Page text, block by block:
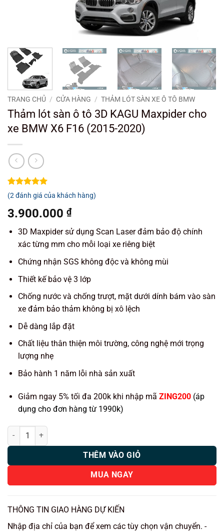
TRANG CHỦ / CỬA HÀNG / THẢM LÓT SÀN XE Ô TÔ BMW
Thảm lót sàn ô tô 3D KAGU Maxpider cho
xe BMW X6 F16 (2015-2020)
5trên 5
dựa trên
2
đánh giá
(2đánh giá của khách hàng)
3.900.000 ₫
3D Maxpider sử dụng Scan Laser đảm bảo độ chính
xác từng mm cho mỗi loại xe riêng biệt
Chứng nhận SGS không độc và không mùi
Thiết kế bảo vệ 3 lớp
Chống nước và chống trượt, mặt dưới dính bám vào sàn
xe đảm bảo thảm không bị xô lệch
Dễ dàng lắp đặt
Chất liệu thân thiện môi trường, công nghệ mới trọng
lượng nhẹ
Bảo hành 1 năm lỗi nhà sản xuất
Giảm ngay 5% tối đa 200k khi nhập mã ZING200 (áp
dụng cho đơn hàng từ 1990k)
Thảm lót sàn ô tô 3D KAGU Maxpider cho xe BMW X6 F16 (2015-
THÊM VÀO GIỎ
MUA NGAY
THÔNG TIN GIAO HÀNG DỰ KIẾN
Nhập địa chỉ của bạn để xem các tùy chọn vận chuyển. -